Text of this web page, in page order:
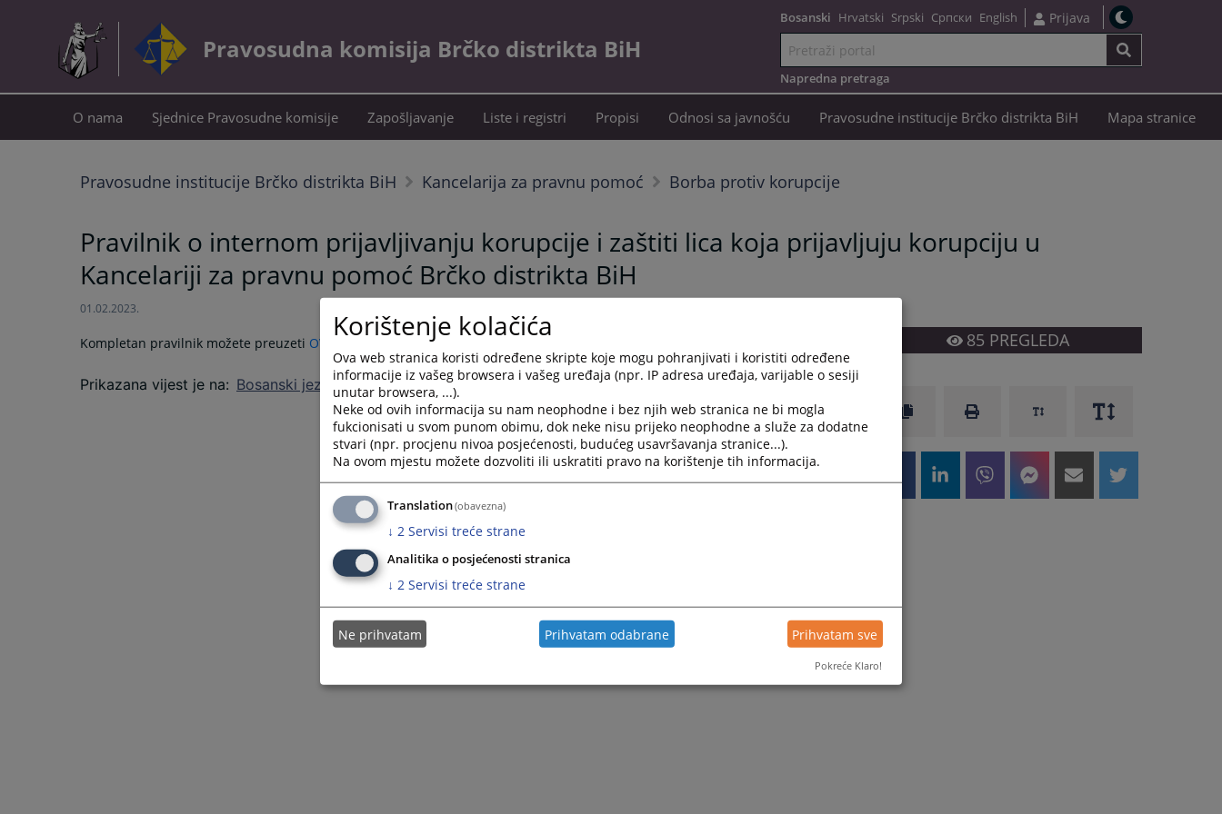
Pravosudna komisija Brčko distrikta BiH
sadržaj
Bosanski Hrvatski Srpski Српски English Prijava
Napredna pretraga
O nama Sjednice Pravosudne komisije Zapošljavanje Liste i registri Propisi Odnosi sa javnošću Pravosudne institucije Brčko distrikta BiH Mapa stranice
Pravosudne institucije Brčko distrikta BiH Kancelarija za pravnu pomoć Borba protiv korupcije
Pravilnik o internom prijavljivanju korupcije i zaštiti lica koja prijavljuju korupciju u
Kancelariji za pravnu pomoć Brčko distrikta BiH
01.02.2023.
Kompletan pravilnik možete preuzeti OVJDE
Prikazana vijest je na: Bosanski jezik
85 PREGLEDA
Korištenje kolačića
Ova web stranica koristi određene skripte koje mogu pohranjivati i koristiti određene
informacije iz vašeg browsera i vašeg uređaja (npr. IP adresa uređaja, varijable o sesiji
unutar browsera, ...).
Neke od ovih informacija su nam neophodne i bez njih web stranica ne bi mogla
fukcionisati u svom punom obimu, dok neke nisu prijeko neophodne a služe za dodatne
stvari (npr. procjenu nivoa posjećenosti, budućeg usavršavanja stranice...).
Na ovom mjestu možete dozvoliti ili uskratiti pravo na korištenje tih informacija.
Translation(obavezna)
↓ 2 Servisi treće strane
Analitika o posjećenosti stranica
↓ 2 Servisi treće strane
Ne prihvatam Prihvatam odabrane Prihvatam sve
Pokreće Klaro!